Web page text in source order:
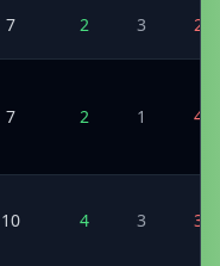
7 2 3 2
7 2 1 4
10 4 3 3